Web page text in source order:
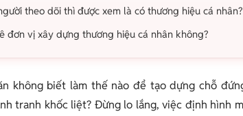
theo dõi thì được xem là có thương hiệu cá nhân?
đơn vị xây dựng thương hiệu cá nhân không?
không biết làm thế nào để tạo dựng chỗ
tranh khốc liệt? Đừng lo lắng, việc định hình